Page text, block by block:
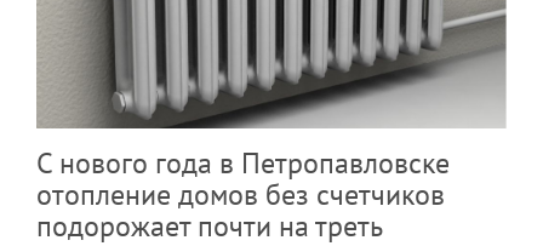
С нового года в Петропавловске
отопление домов без счетчиков
подорожает почти на треть